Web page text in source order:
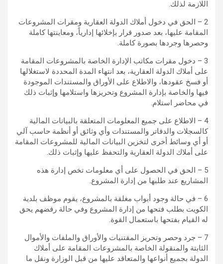
اللازمة لذلك.
2 – الحق في دخول أملاك الدولة العقارية ومقرات المشروعات
المقامة عليها، بعد صدور قرار بإخلائها إدارياً، ومعاينتها كاملة
وحصرها وجردها بصورة كاملة.
3 – دخول مقرات مكاتب الإدارة الخاصة بالمشروعات المقامة
على أملاك الدولة العقارية، بعد انتهاء المدة المحددة لاستغلالها
أو فسخ عقودها، والاطلاع على الأوراق والمستندات الموجودة
فيها والخاصة بإدارة المشروع وتحريزها واستلامها وإثبات ذلك
في محاضر استلام.
4 – الاطلاع على جميع المعلومات المتعلقة بالبيانات المالية
كالسجلات والدفاتر والمستندات وأي وثائق أو أنظمة حاسب آلي
أو أي وسائط أخرى لتخزين البيانات المالية للمشروعات المقامة
على أملاك الدولة العقارية والتحفظ عليها وإثبات ذلك.
5 – الحق في الحصول على أي معلومات تخص إدارة هذه
المشاريع عند طلبها من إدارة المشروع.
6 – في حالة وجود أبواب مغلقة بالمشروع، يقوم موظف بلدية
الكويت بطلب فتحها من إدارة المشروع وفي حالة رفضهم يحق
له القيام بفتحها باستعمال القوة.
7 – جرد وحصر وتحريز المقتنيات والأوراق والملفات والأموال
الثابتة والمنقولة الخاصة بالمشروعات المقامة على أملاك
الدولة بجميع أنواعها والمتعاقد عليها من قبل الوزارة ونقل ما